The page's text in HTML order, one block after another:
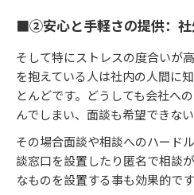
■②安心と手軽さの提供：社
そして特にストレスの度合いが
を抱えている人は社内の人間に
とんどです。どうしても会社へ
んでしまい、面談も希望できな
その場合面談や相談へのハード
談窓口を設置したり匿名で相談
なものを設置する事も効果的です